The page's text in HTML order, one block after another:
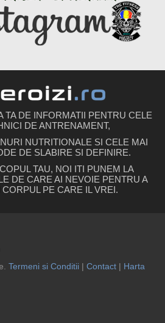
TA DE INFORMATII PENTRU CELE
DE ANTRENAMENT,
NUTRITIONALE SI CELE MAI
DE SLABIRE SI DEFINIRE.
TAU, NOI ITI PUNEM LA
DE CARE AI NEVOIE PENTRU A
PE CARE IL VREI.
Termeni si Conditii | Contact | Harta